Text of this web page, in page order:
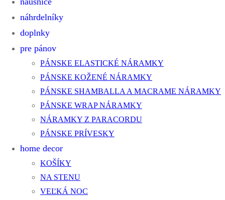
náhrdelníky
doplnky
pre pánov
PÁNSKE ELASTICKÉ NÁRAMKY
PÁNSKE KOŽENÉ NÁRAMKY
PÁNSKE SHAMBALLA A MACRAME NÁRAMKY
PÁNSKE WRAP NÁRAMKY
NÁRAMKY Z PARACORDU
PÁNSKE PRÍVESKY
home decor
KOŠÍKY
NA STENU
VEĽKÁ NOC